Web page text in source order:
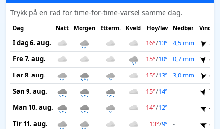
Trykk på en rad for time-for-time-varsel samme dag.
Dag Natt Morgen Etterm. Kveld Høy/lav Nedbør Vind
I dag 6. aug. 16°/13° 4,5 mm
5
Fre 7. aug.
15°/10° 0,7 mm
4
Lør 8. aug.
15°/13° 3,0 mm
6
Søn 9. aug.
15°/14° -
7
Man 10. aug.
14°/12° -
4
Tir 11. aug.
13°/9° -
4